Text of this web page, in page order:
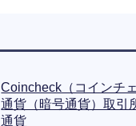
Coincheck（コインチ
通貨（暗号通貨）取引
通貨